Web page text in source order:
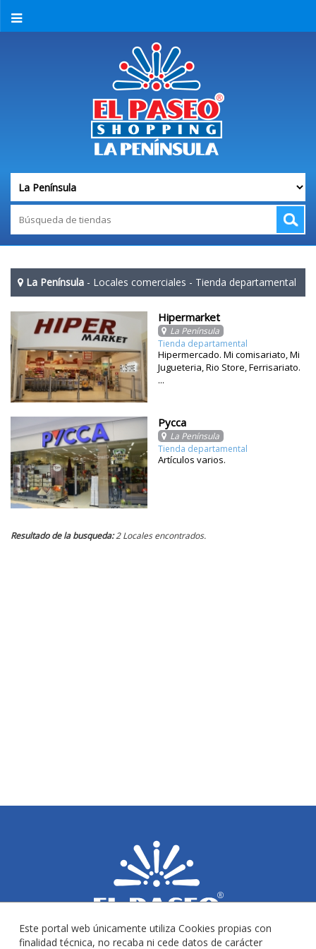
La Península - Locales comerciales - Tienda departamental
Hipermarket
La Península
Tienda departamental
Hipermercado. Mi comisariato, Mi
Jugueteria, Rio Store, Ferrisariato.
...
Pycca
La Península
Tienda departamental
Artículos varios.
Resultado de la busqueda:2 Locales encontrados.
Este portal web únicamente utiliza Cookies propias con
finalidad técnica, no recaba ni cede datos de carácter